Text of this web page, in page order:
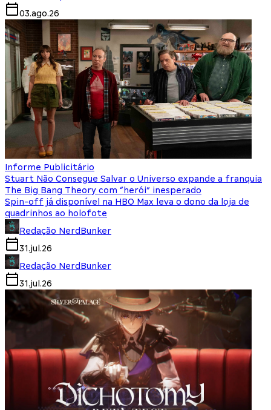
03.ago.26
Informe Publicitário
Stuart Não Consegue Salvar o Universo expande a franquia
The Big Bang Theory com “herói” inesperado
Spin-off já disponível na HBO Max leva o dono da loja de
quadrinhos ao holofote
Redação NerdBunker
31.jul.26
Redação NerdBunker
31.jul.26